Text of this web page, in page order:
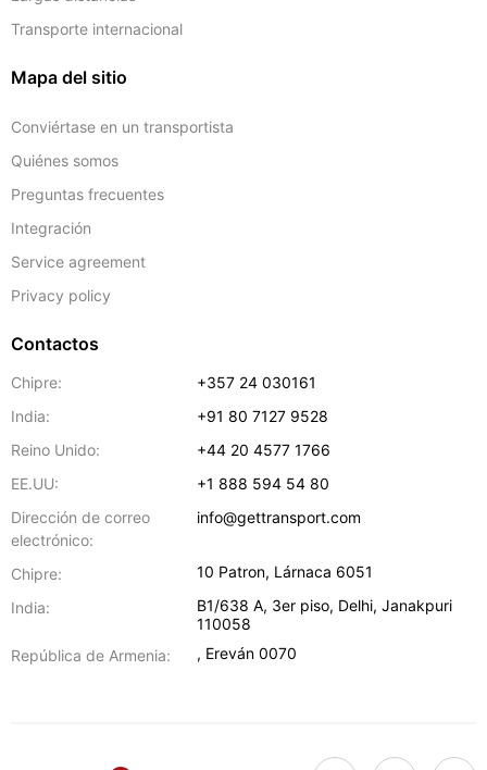
Transporte internacional
Mapa del sitio
Conviértase en un transportista
Quiénes somos
Preguntas frecuentes
Integración
Service agreement
Privacy policy
Contactos
Chipre:
+357 24 030161
India:
+91 80 7127 9528
Reino Unido:
+44 20 4577 1766
EE.UU:
+1 888 594 54 80
Dirección de correo
electrónico:
info@gettransport.com
Chipre: 10 Patron, Lárnaca 6051
India:
B1/638 A, 3er piso, Delhi,Janakpuri
110058
República de Armenia:
, Ereván 0070